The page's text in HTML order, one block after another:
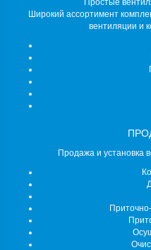
Простые
Широкий ассортимент
вентиляции и
Продажа и установка